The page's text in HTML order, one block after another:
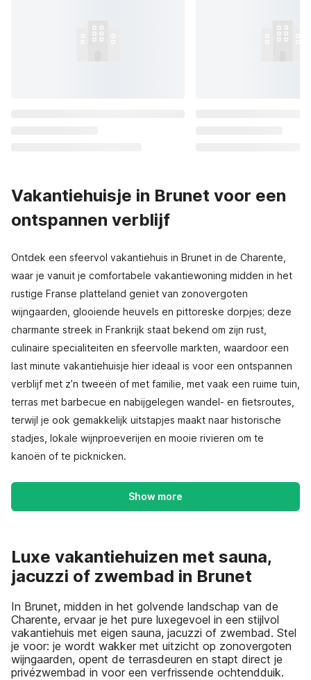
Vakantiehuisje in Brunet voor een
ontspannen verblijf
Ontdek een sfeervol vakantiehuis in Brunet in de Charente,
waar je vanuit je comfortabele vakantiewoning midden in het
rustige Franse platteland geniet van zonovergoten
wijngaarden, glooiende heuvels en pittoreske dorpjes; deze
charmante streek in Frankrijk staat bekend om zijn rust,
culinaire specialiteiten en sfeervolle markten, waardoor een
last minute vakantiehuisje hier ideaal is voor een ontspannen
verblijf met z’n tweeën of met familie, met vaak een ruime tuin,
terras met barbecue en nabijgelegen wandel- en fietsroutes,
terwijl je ook gemakkelijk uitstapjes maakt naar historische
stadjes, lokale wijnproeverijen en mooie rivieren om te
kanoën of te picknicken.
Show more
Luxe vakantiehuizen met sauna,
jacuzzi of zwembad in Brunet
In Brunet, midden in het golvende landschap van de
Charente, ervaar je het pure luxegevoel in een stijlvol
vakantiehuis met eigen sauna, jacuzzi of zwembad. Stel
je voor: je wordt wakker met uitzicht op zonovergoten
wijngaarden, opent de terrasdeuren en stapt direct je
privézwembad in voor een verfrissende ochtendduik.